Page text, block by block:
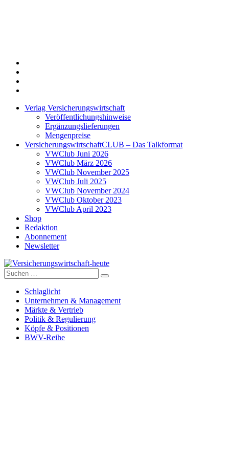
Verlag Versicherungswirtschaft
Veröffentlichungshinweise
Ergänzungslieferungen
Mengenpreise
VersicherungswirtschaftCLUB – Das Talkformat
VWClub Juni 2026
VWClub März 2026
VWClub November 2025
VWClub Juli 2025
VWClub November 2024
VWClub Oktober 2023
VWClub April 2023
Shop
Redaktion
Abonnement
Newsletter
Versicherungswirtschaft-heute
Suche
nach:
Schlaglicht
Unternehmen & Management
Märkte & Vertrieb
Politik & Regulierung
Köpfe & Positionen
BWV-Reihe